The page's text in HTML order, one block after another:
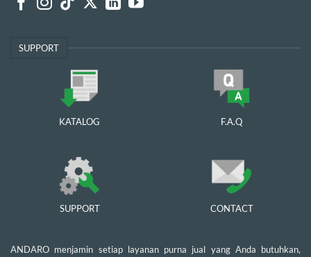
SUPPORT
KATALOG F.A.Q
SUPPORT CONTACT
ANDARO menjamin setiap layanan purna jual yang Anda butuhkan,